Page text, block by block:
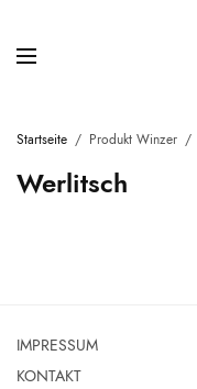
Startseite / Produkt Winzer /
Werlitsch
IMPRESSUM
KONTAKT